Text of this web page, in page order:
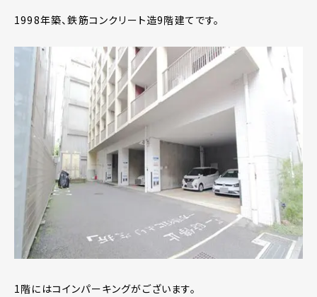
1998年築、鉄筋コンクリート造9階建てです。
1階にはコインパーキングがございます。